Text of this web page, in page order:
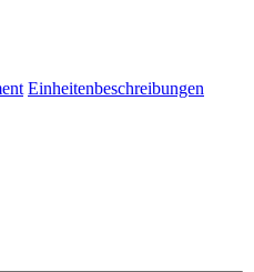
Einheitenbeschreibungen